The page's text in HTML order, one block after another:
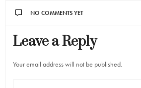
NO COMMENTS YET
Leave a Reply
Your email address will not be published.